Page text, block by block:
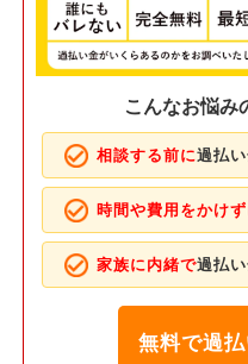
こんなお悩み
相談する前に過払
時間や費用をかけ
家族に内緒で過払
無料で過